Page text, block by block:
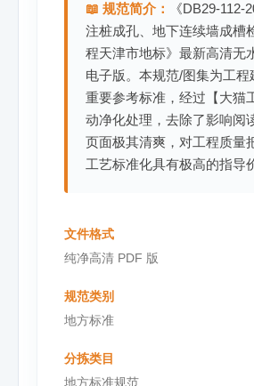
📖 规范简介：
《DB29-112-
注桩成孔、地下连续墙成槽
程天津市地标》最新高清无
电子版。本规范/图集为工程
重要参考标准，经过【大猫
动净化处理，去除了影响阅
页面极其清爽，对工程质量
工艺标准化具有极高的指导
文件格式
纯净高清 PDF 版
规范类别
地方标准
分拣类目
地方标准规范